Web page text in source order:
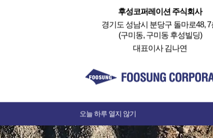
후성코퍼레이션 주식회사
경기도 성남시 분당구 돌마로48, 7
(구미동, 구미동 후성빌딩)
대표이사 김나연
오늘 하루 열지 않기